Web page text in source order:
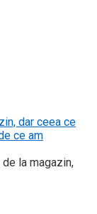
dar ceea ce
ce am
la magazin,